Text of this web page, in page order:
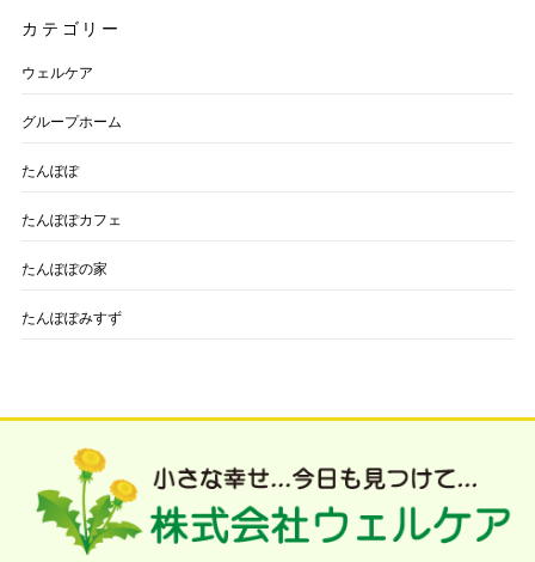
カテゴリー
ウェルケア
グループホーム
たんぽぽ
たんぽぽカフェ
たんぽぽの家
たんぽぽみすず